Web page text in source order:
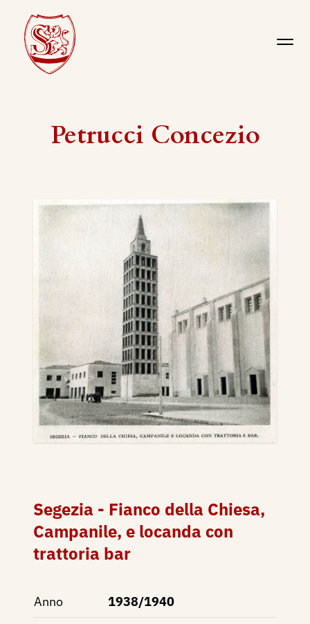
Petrucci Concezio
Segezia - Fianco della Chiesa,
Campanile, e locanda con
trattoria bar
Anno
1938/1940